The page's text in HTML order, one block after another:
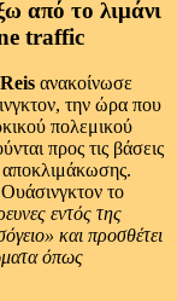
από το λιμάνι
traffic
ανακοίνωσε
την ώρα που
πολεμικού
προς τις βάσεις
αποκλιμάκωσης.
το
εντός της
και προσθέτει
όπως